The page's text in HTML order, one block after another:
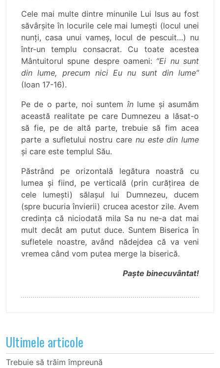
Cele mai multe dintre minunile Lui Isus au fost
săvârșite în locurile cele mai lumești (locul unei
nunți, casa unui vameș, locul de pescuit…) nu
într-un templu consacrat. Cu toate acestea
Mântuitorul spune despre oameni: ”Ei nu sunt
din lume, precum nici Eu nu sunt din lume”
(Ioan 17-16).
Pe de o parte, noi suntem înlume și asumăm
această realitate pe care Dumnezeu a lăsat-o
să fie, pe de altă parte, trebuie să fim acea
parte a sufletului nostru care nu este din lume
și care este templul Său.
Păstrând pe orizontală legătura noastră cu
lumea și fiind, pe verticală (prin curățirea de
cele lumești) sălașul lui Dumnezeu, ducem
(spre bucuria învierii) crucea acestor zile. Avem
credința că niciodată mila Sa nu ne-a dat mai
mult decât am putut duce. Suntem Biserica în
sufletele noastre, având nădejdea că va veni
vremea când vom putea merge la biserică.
Paște binecuvântat!
Ultimele articole
Trebuie să trăim împreună